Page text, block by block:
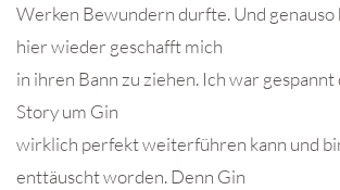
Werken Bewundern durfte. Und genauso
hier wieder geschafft mich
in ihren Bann zu ziehen. Ich war gespannt
Story um Gin
wirklich perfekt weiterführen kann und
enttäuscht worden. Denn Gin